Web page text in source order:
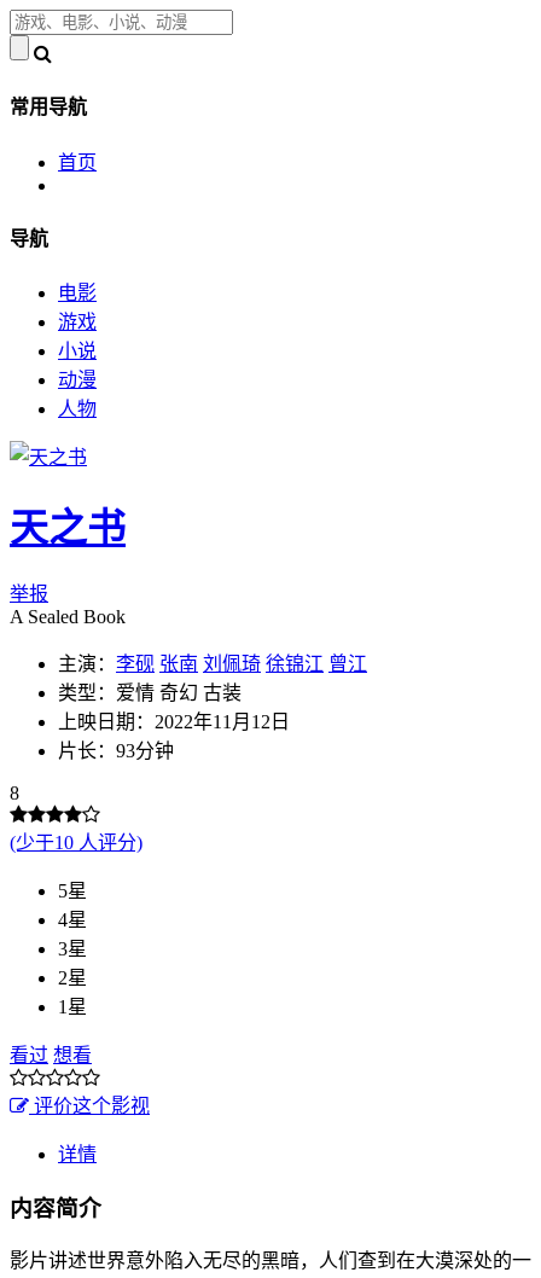
常用导航
首页
导航
电影
游戏
小说
动漫
人物
天之书
举报
A Sealed Book
主演： 李砚 张南 刘佩琦 徐锦江 曾江
类型：爱情 奇幻 古装
上映日期：2022年11月12日
片长：93分钟
8
(少于10 人评分)
5星
4星
3星
2星
1星
看过 想看
评价这个影视
详情
内容简介
影片讲述世界意外陷入无尽的黑暗，人们查到在大漠深处的一